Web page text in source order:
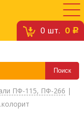
0 шт. 0 c
ПФ-115, ПФ-266 |